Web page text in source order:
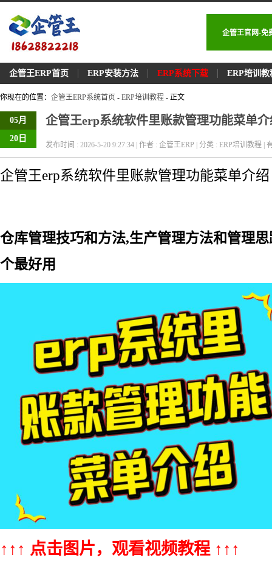
企管王官网-免
企管王ERP首页 ERP安装方法 ERP系统下载 ERP培训教
你现在的位置： 企管王ERP系统首页 - ERP培训教程 - 正文
05月
20日
企管王erp系统软件里账款管理功能菜单介
发布时间 : 2026-5-20 9:27:34 | 作者 : 企管王ERP | 分类 : ERP培训教程 |
企管王erp系统软件里账款管理功能菜单介绍
仓库管理技巧和方法,生产管理方法和管理
个最好用
↑↑↑ 点击图片，观看视频教程 ↑↑↑